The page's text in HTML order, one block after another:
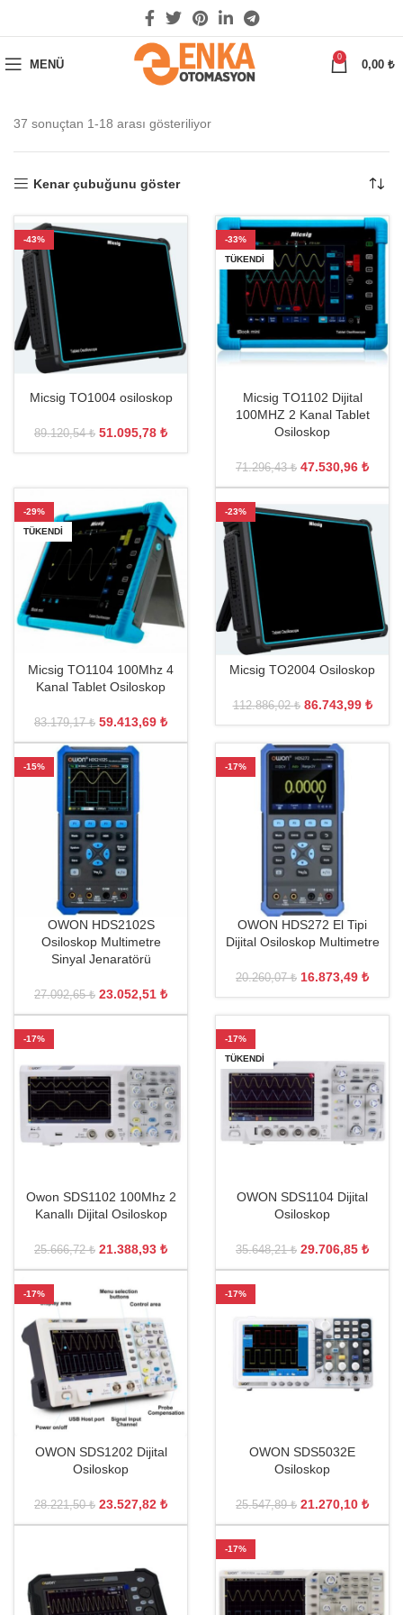
MENÜ
0
0,00 ₺
37 sonuçtan 1-18 arası gösteriliyor
Kenar çubuğunu göster
-43%
Micsig TO1004 osiloskop
89.120,54₺ 51.095,78 ₺
-33%
TÜKENDI
Micsig TO1102 Dijital
100MHZ 2 Kanal Tablet
Osiloskop
71.296,43₺ 47.530,96 ₺
-29%
TÜKENDI
Micsig TO1104 100Mhz 4
Kanal Tablet Osiloskop
83.179,17₺ 59.413,69 ₺
-23%
Micsig TO2004 Osiloskop
112.886,02₺ 86.743,99 ₺
-15%
OWON HDS2102S
Osiloskop Multimetre
Sinyal Jenaratörü
27.092,65₺ 23.052,51 ₺
-17%
OWON HDS272 El Tipi
Dijital Osiloskop Multimetre
20.260,07₺ 16.873,49 ₺
-17%
Owon SDS1102 100Mhz 2
Kanallı Dijital Osiloskop
25.666,72₺ 21.388,93 ₺
-17%
TÜKENDI
OWON SDS1104 Dijital
Osiloskop
35.648,21₺ 29.706,85 ₺
-17%
OWON SDS1202 Dijital
Osiloskop
28.221,50₺ 23.527,82 ₺
-17%
OWON SDS5032E
Osiloskop
25.547,89₺ 21.270,10 ₺
-17%